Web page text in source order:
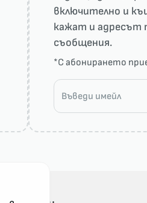
включително и
кажат и адресът
съобщения.
*С абонирането